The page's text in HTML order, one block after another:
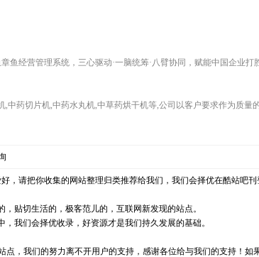
经营管理系统，三心驱动·一脑统筹·八臂协同，赋能中国企业打
,中药切片机,中药水丸机,中草药烘干机等,公司以客户要求作为质量
，请把你收集的网站整理归类推荐给我们，我们会择优在酷站吧刊
贴切生活的，极客范儿的，互联网新发现的站点。
我们会择优收录，好资源才是我们持久发展的基础。
点，我们的努力离不开用户的支持，感谢各位给与我们的支持！如